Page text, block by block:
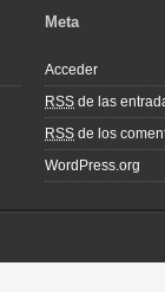
Meta
Acceder
RSS de las
RSS de los
WordPress.org